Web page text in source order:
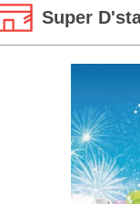
Super